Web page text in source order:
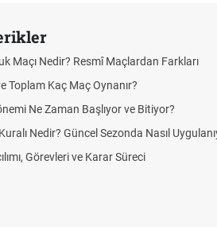
Maçı Nedir? Resmî Maçlardan Farkları
Toplam Kaç Maç Oynanır?
Ne Zaman Başlıyor ve Bitiyor?
Nedir? Güncel Sezonda Nasıl
Görevleri ve Karar Süreci